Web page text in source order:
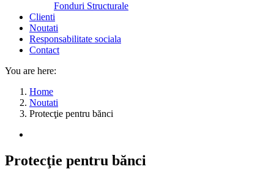
Fonduri Structurale
Clienti
Noutati
Responsabilitate sociala
Contact
You are here:
Home
Noutati
Protecţie pentru bănci
Protecţie pentru bănci